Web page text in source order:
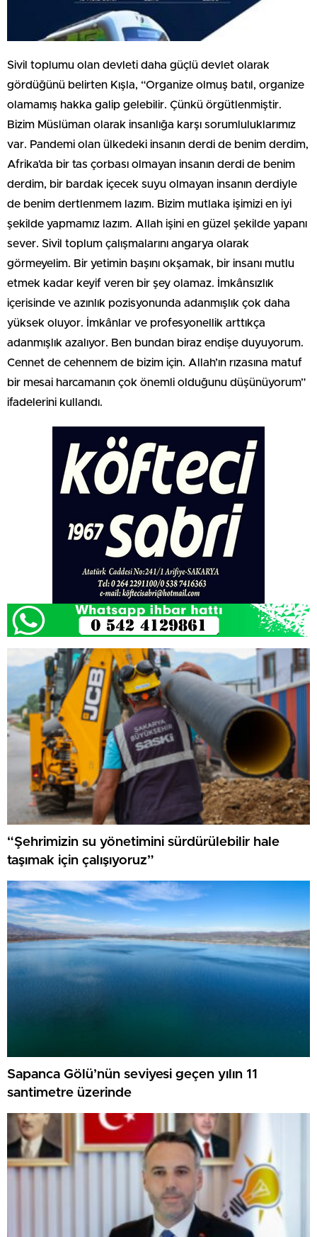
Sivil toplumu olan devleti daha güçlü devlet olarak
gördüğünü belirten Kışla, “Organize olmuş batıl, organize
olamamış hakka galip gelebilir. Çünkü örgütlenmiştir.
Bizim Müslüman olarak insanlığa karşı sorumluluklarımız
var. Pandemi olan ülkedeki insanın derdi de benim derdim,
Afrika’da bir tas çorbası olmayan insanın derdi de benim
derdim, bir bardak içecek suyu olmayan insanın derdiyle
de benim dertlenmem lazım. Bizim mutlaka işimizi en iyi
şekilde yapmamız lazım. Allah işini en güzel şekilde yapanı
sever. Sivil toplum çalışmalarını angarya olarak
görmeyelim. Bir yetimin başını okşamak, bir insanı mutlu
etmek kadar keyif veren bir şey olamaz. İmkânsızlık
içerisinde ve azınlık pozisyonunda adanmışlık çok daha
yüksek oluyor. İmkânlar ve profesyonellik arttıkça
adanmışlık azalıyor. Ben bundan biraz endişe duyuyorum.
Cennet de cehennem de bizim için. Allah’ın rızasına matuf
bir mesai harcamanın çok önemli olduğunu düşünüyorum”
ifadelerini kullandı.
“Şehrimizin su yönetimini sürdürülebilir hale
taşımak için çalışıyoruz”
Sapanca Gölü’nün seviyesi geçen yılın 11
santimetre üzerinde